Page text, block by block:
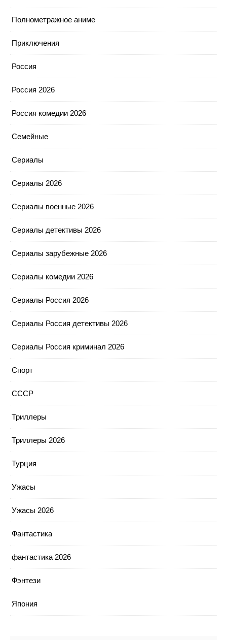
Полнометражное аниме
Приключения
Россия
Россия 2026
Россия комедии 2026
Семейные
Сериалы
Сериалы 2026
Сериалы военные 2026
Сериалы детективы 2026
Сериалы зарубежные 2026
Сериалы комедии 2026
Сериалы Россия 2026
Сериалы Россия детективы 2026
Сериалы Россия криминал 2026
Спорт
СССР
Триллеры
Триллеры 2026
Турция
Ужасы
Ужасы 2026
Фантастика
фантастика 2026
Фэнтези
Япония